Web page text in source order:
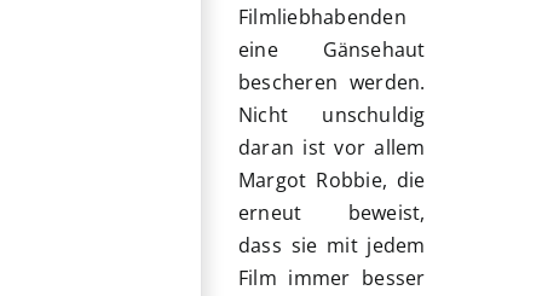
Filmliebhabenden
eine Gänsehaut
bescheren werden.
Nicht unschuldig
daran ist vor allem
Margot Robbie, die
erneut beweist,
dass sie mit jedem
Film immer besser